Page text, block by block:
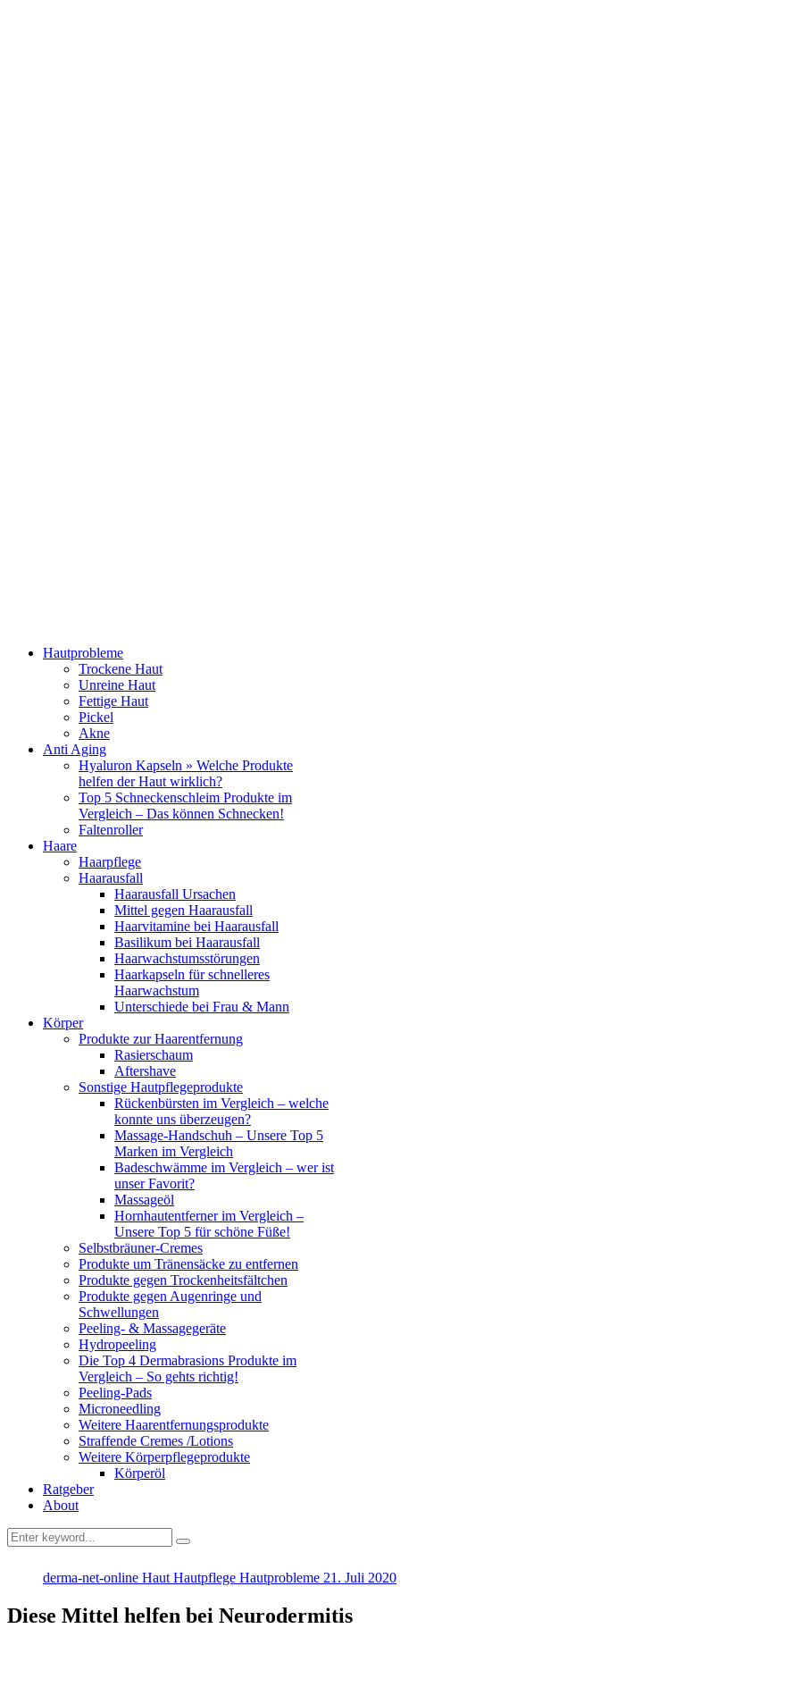
Hautprobleme
Trockene Haut
Unreine Haut
Fettige Haut
Pickel
Akne
Anti Aging
Hyaluron Kapseln » Welche Produkte
helfen der Haut wirklich?
Top 5 Schneckenschleim Produkte im
Vergleich – Das können Schnecken!
Faltenroller
Haare
Haarpflege
Haarausfall
Haarausfall Ursachen
Mittel gegen Haarausfall
Haarvitamine bei Haarausfall
Basilikum bei Haarausfall
Haarwachstumsstörungen
Haarkapseln für schnelleres
Haarwachstum
Unterschiede bei Frau & Mann
Körper
Produkte zur Haarentfernung
Rasierschaum
Aftershave
Sonstige Hautpflegeprodukte
Rückenbürsten im Vergleich – welche
konnte uns überzeugen?
Massage-Handschuh – Unsere Top 5
Marken im Vergleich
Badeschwämme im Vergleich – wer ist
unser Favorit?
Massageöl
Hornhautentferner im Vergleich –
Unsere Top 5 für schöne Füße!
Selbstbräuner-Cremes
Produkte um Tränensäcke zu entfernen
Produkte gegen Trockenheitsfältchen
Produkte gegen Augenringe und
Schwellungen
Peeling- & Massagegeräte
Hydropeeling
Die Top 4 Dermabrasions Produkte im
Vergleich – So gehts richtig!
Peeling-Pads
Microneedling
Weitere Haarentfernungsprodukte
Straffende Cremes /Lotions
Weitere Körperpflegeprodukte
Körperöl
Ratgeber
About
derma-net-online Haut Hautpflege Hautprobleme 21. Juli 2020
Diese Mittel helfen bei Neurodermitis